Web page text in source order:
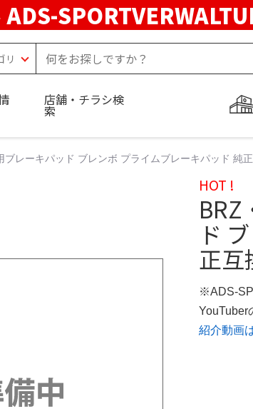
ADS-
店舗・チラシ検
索
ブレーキパッド ブレンボ プライムブレーキパッド 純
HOT !
BRZ
ド
正互
※ADS-
YouTuber
紹介動画